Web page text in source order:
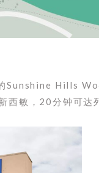
Sunshine Hills
西敏，20分钟可达